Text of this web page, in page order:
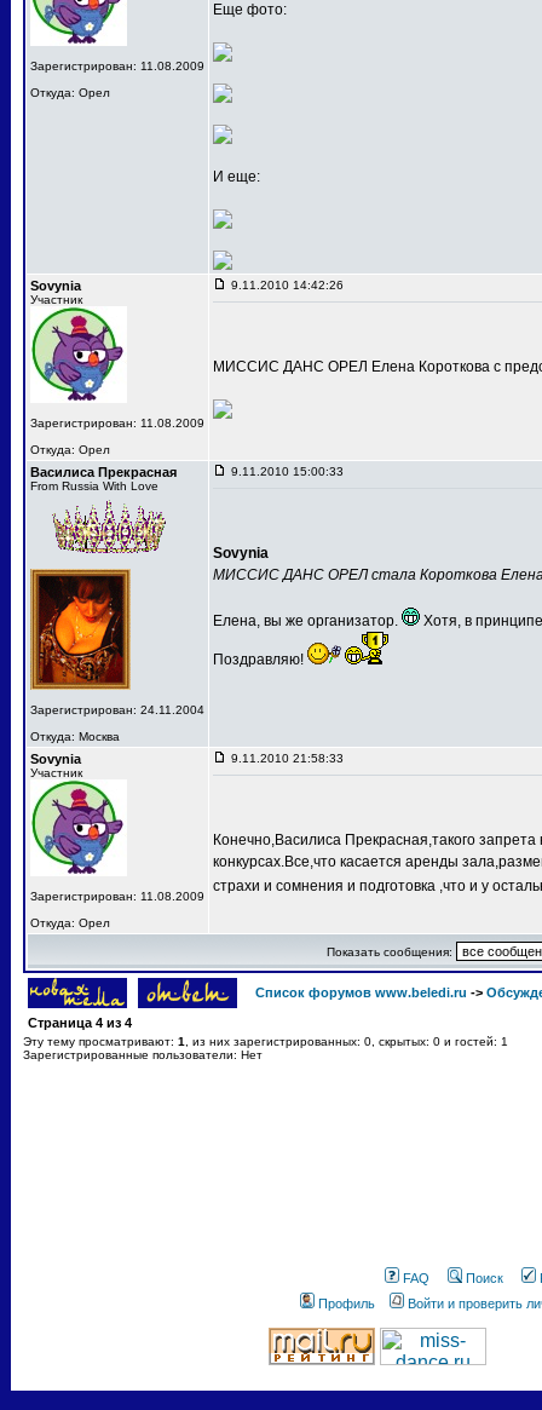
Зарегистрирован: 11.08.2009
Откуда: Орел
Еще фото:
И еще:
Sovynia
Участник
Зарегистрирован: 11.08.2009
Откуда: Орел
9.11.2010 14:42:26
МИССИС ДАНС ОРЕЛ Елена Короткова с
Василиса Прекрасная
From Russia With Love
Зарегистрирован: 24.11.2004
Откуда: Москва
9.11.2010 15:00:33
Sovynia
МИССИС ДАНС ОРЕЛ стала Короткова
Елена, вы же организатор. Хотя, в
Поздравляю!
Sovynia
Участник
Зарегистрирован: 11.08.2009
Откуда: Орел
9.11.2010 21:58:33
Конечно,Василиса Прекрасная,такого
конкурсах.Все,что касается аренды
страхи и сомнения и подготовка ,что и у
Показать сообщения:
Список форумов www.beledi.ru ->
Страница 4 из 4
Эту тему просматривают: 1
, из них зарегистрированных: 0, скрытых: 0 и гостей: 1
Зарегистрированные пользователи: Нет
FAQ Поиск
Профиль
Войти и проверить